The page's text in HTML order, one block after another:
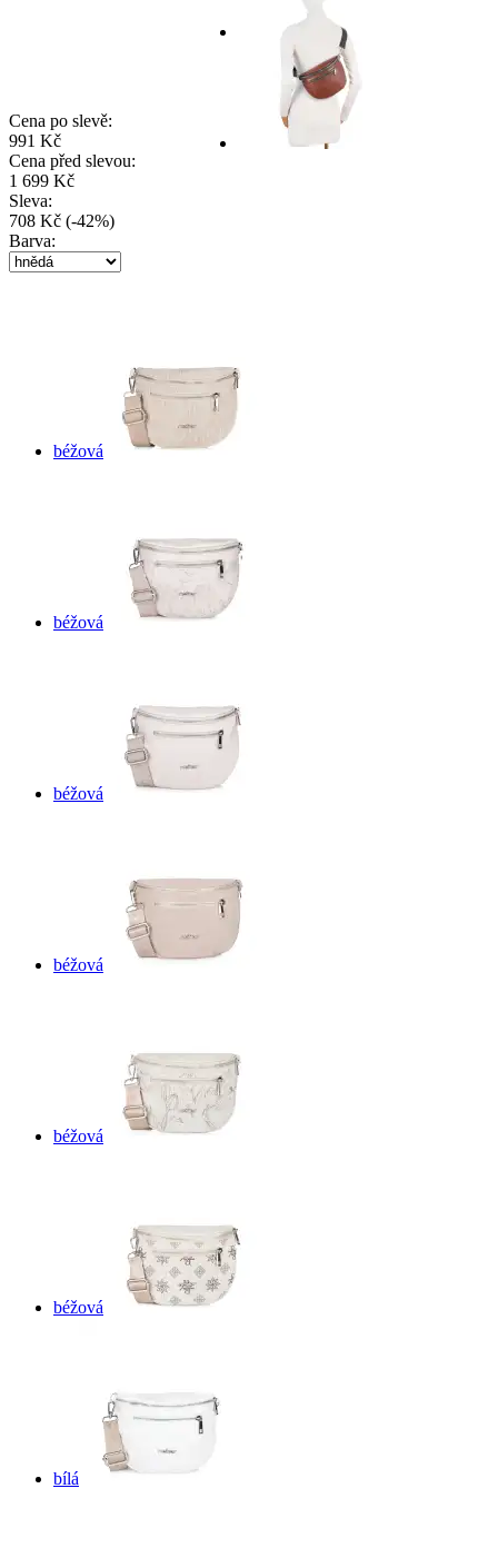
Cena po slevě:
991 Kč
Cena před slevou:
1 699 Kč
Sleva:
708 Kč (-42%)
Barva:
béžová
béžová
béžová
béžová
béžová
béžová
bílá